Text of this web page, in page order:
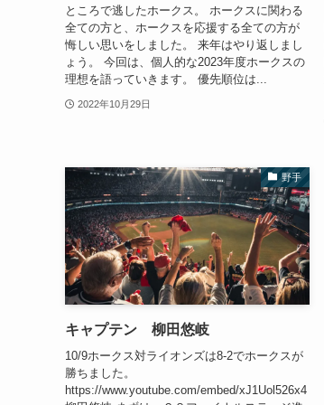
ところで逃したホークス。 ホークスに関わる
全ての方と、ホークスを応援する全ての方が
悔しい思いをしました。 来年はやり返しまし
ょう。 今回は、個人的な2023年度ホークスの
理想を語っていきます。 優先順位は...
2022年10月29日
野手
キャプテン 柳田悠岐
10/9ホークス対ライオンズは8-2でホークスが
勝ちました。
https://www.youtube.com/embed/xJ1Uol526x4